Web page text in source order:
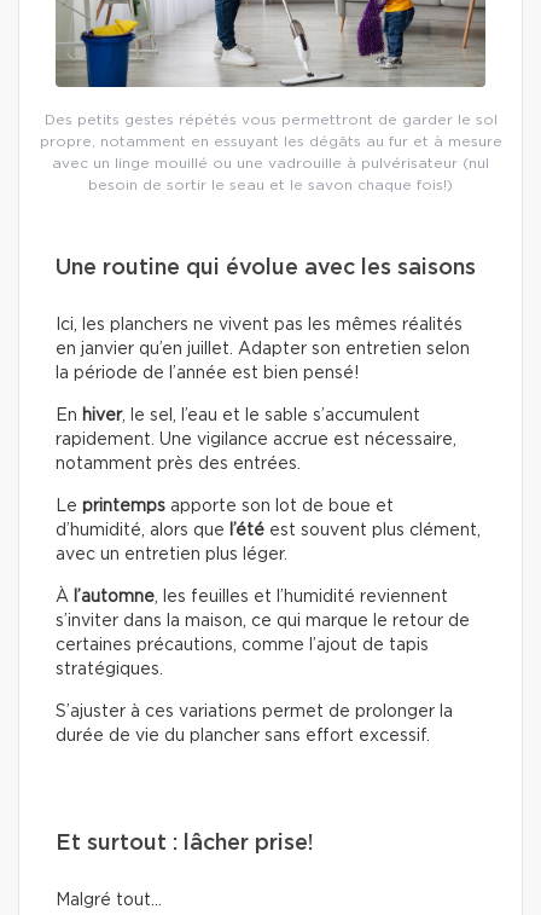
Des petits gestes répétés vous permettront de garder le sol
propre, notamment en essuyant les dégâts au fur et à mesure
avec un linge mouillé ou une vadrouille à pulvérisateur (nul
besoin de sortir le seau et le savon chaque fois!)
Une routine qui évolue avec les saisons
Ici, les planchers ne vivent pas les mêmes réalités
en janvier qu’en juillet. Adapter son entretien selon
la période de l’année est bien pensé!
En hiver, le sel, l’eau et le sable s’accumulent
rapidement. Une vigilance accrue est nécessaire,
notamment près des entrées.
Le printemps apporte son lot de boue et
d’humidité, alors que l’été est souvent plus clément,
avec un entretien plus léger.
À l’automne , les feuilles et l’humidité reviennent
s’inviter dans la maison, ce qui marque le retour de
certaines précautions, comme l’ajout de tapis
stratégiques.
S’ajuster à ces variations permet de prolonger la
durée de vie du plancher sans effort excessif.
Et surtout : lâcher prise!
Malgré tout…